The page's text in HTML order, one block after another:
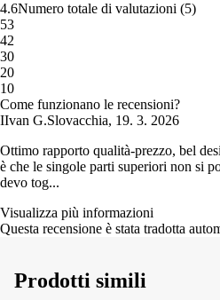
4.6Numero totale di valutazioni (5)
53
42
30
20
10
Come funzionano le recensioni?
IIvan G.Slovacchia, 19. 3. 2026
Ottimo rapporto qualità-prezzo, bel
è che le singole parti superiori non si
devo tog...
Visualizza più informazioni
Questa recensione è stata tradotta
Prodotti simili